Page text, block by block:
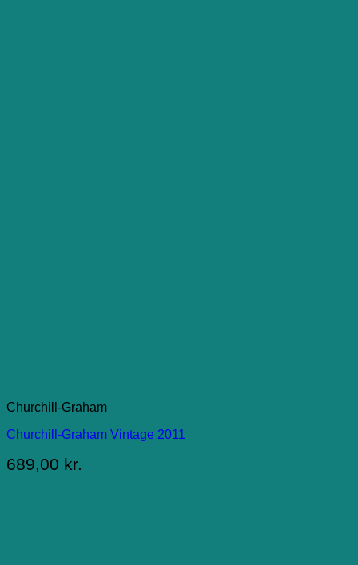
Churchill-Graham
Churchill-Graham Vintage 2011
689,00 kr.